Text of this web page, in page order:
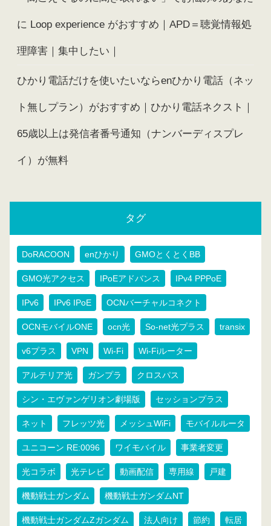
に Loop experience がおすすめ｜APD＝聴覚情報処
理障害｜集中したい｜
ひかり電話だけを使いたいならenひかり電話（ネッ
ト無しプラン）がおすすめ｜ひかり電話ネクスト｜
65歳以上は発信者番号通知（ナンバーディスプレ
イ）が無料
タグ
DoRACOON enひかり GMOとくとくBB
GMO光アクセス IPoEアドバンス IPv4 PPPoE
IPv6 IPv6 IPoE OCNバーチャルコネクト
OCNモバイルONE ocn光 So-net光プラス transix
v6プラス VPN Wi-Fi Wi-Fiルーター
アルテリア光 ガンプラ クロスパス
シン・エヴァンゲリオン劇場版 セッションプラス
ネット フレッツ光 メッシュWiFi モバイルルータ
ユニコーン RE:0096 ワイモバイル 事業者変更
光コラボ 光テレビ 動画配信 専用線 戸建
機動戦士ガンダム 機動戦士ガンダムNT
機動戦士ガンダムZガンダム 法人向け 節約 転居